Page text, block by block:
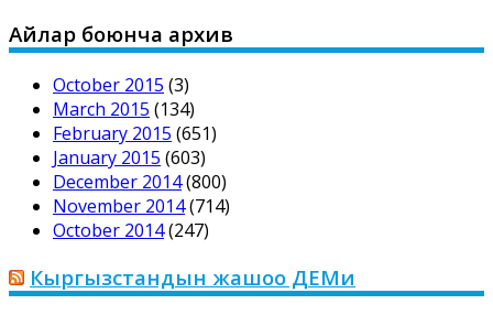
Айлар боюнча архив
October 2015 (3)
March 2015 (134)
February 2015 (651)
January 2015 (603)
December 2014(800)
November 2014(714)
October 2014(247)
Кыргызстандын жашоо ДЕМи